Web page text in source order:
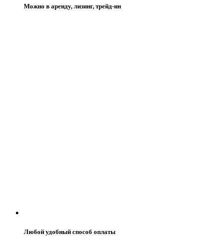
Можно в аренду, лизинг, трейд-ин
Любой удобный способ оплаты